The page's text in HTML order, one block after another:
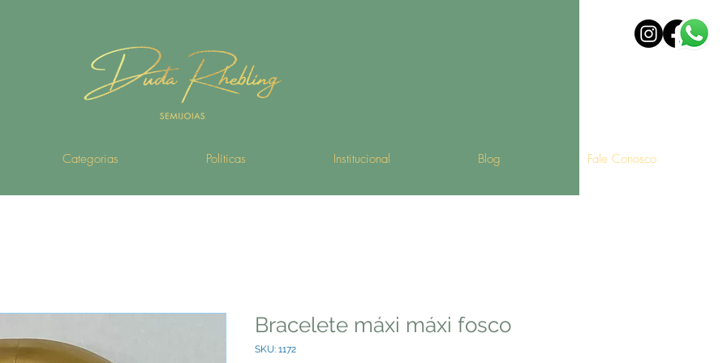
Categorias Políticas Institucional Blog Fale Conosco
Bracelete máxi máxi fosco
SKU: 1172